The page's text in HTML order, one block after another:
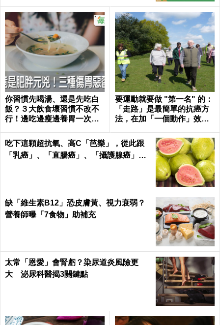
你習慣先喝湯、還是先吃白
飯？３大飲食壞習慣不改不
行！邊吃邊瘦邊養胃一次做
要運動就要做 "第一名" 的：
「走路」是最簡單的抗癌方
法，在加「一個動作」效果
吃下這顆超抗氧、高C「芭樂」，從此跟
「乳癌」、「直腸癌」、「攝護腺癌」、
缺「維生素B12」恐皮膚黃、視力衰弱？
營養師曝「7食物」助補充
太常「恩愛」會腎虧？染尿道炎風險更
大 泌尿科醫揭3關鍵點